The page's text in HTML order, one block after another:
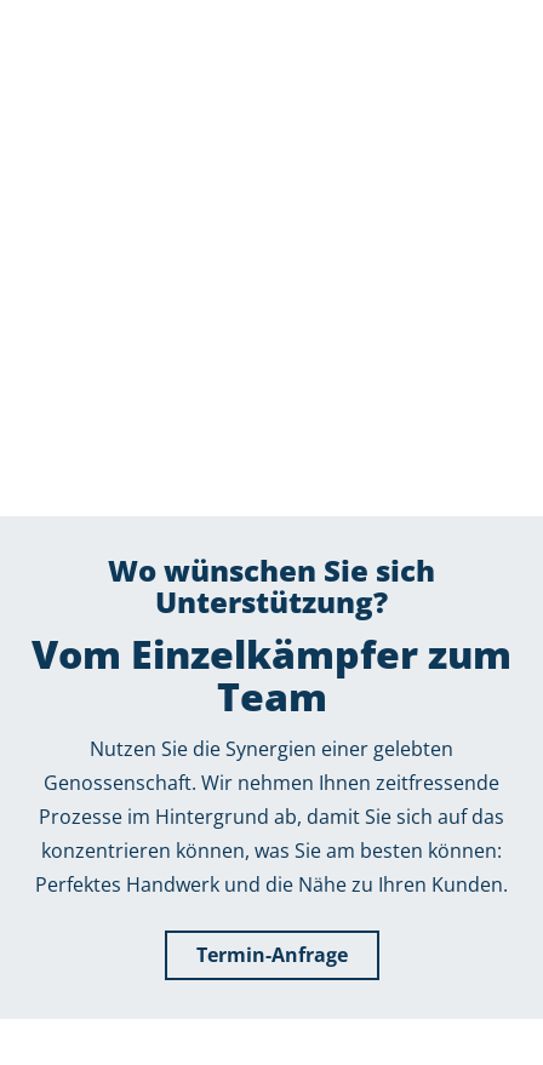
Wo wünschen Sie sich
Unterstützung?
Vom Einzelkämpfer zum
Team
Nutzen Sie die Synergien einer gelebten
Genossenschaft. Wir nehmen Ihnen zeitfressende
Prozesse im Hintergrund ab, damit Sie sich auf das
konzentrieren können, was Sie am besten können:
Perfektes Handwerk und die Nähe zu Ihren Kunden.
Termin-Anfrage